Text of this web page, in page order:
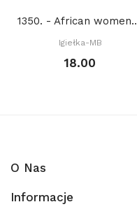
1350. -
Igiełka-MB
18.00
O Nas
Informacje